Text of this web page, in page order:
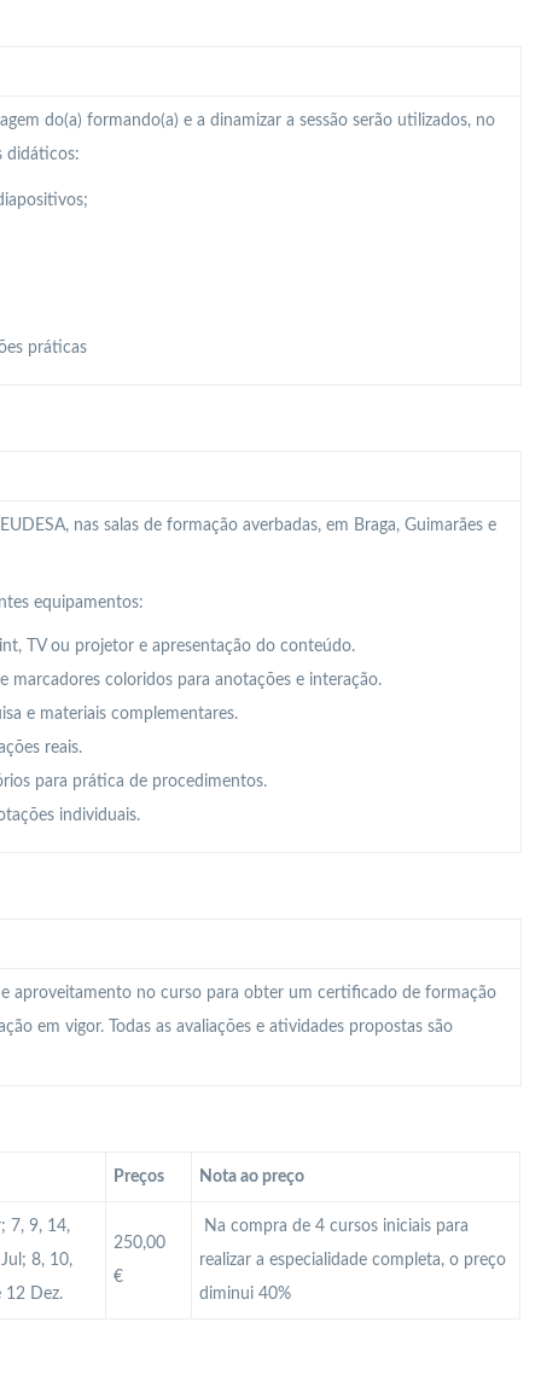
do(a) formando(a) e a dinamizar a sessão serão utilizados, no
didáticos:
práticas
nas salas de formação averbadas, em Braga, Guimarães e
equipamentos:
TV ou projetor e apresentação do conteúdo.
marcadores coloridos para anotações e interação.
e materiais complementares.
reais.
para prática de procedimentos.
individuais.
aproveitamento no curso para obter um certificado de formação
em vigor. Todas as avaliações e atividades propostas são
Preços Nota ao preço
7, 9, 14,
8, 10,
12 Dez.
250,00
€
Na compra de 4 cursos iniciais para
realizar a especialidade completa, o preço
diminui 40%